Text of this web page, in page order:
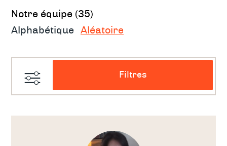
Notre équipe
Notre équipe (35)
Alphabétique
Aléatoire
Filtres
Voir